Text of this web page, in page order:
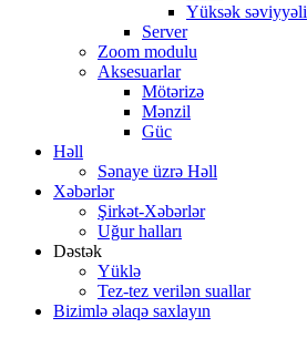
Yüksək səviyyəli
Server
Zoom modulu
Aksesuarlar
Mötərizə
Mənzil
Güc
Həll
Sənaye üzrə Həll
Xəbərlər
Şirkət-Xəbərlər
Uğur halları
Dəstək
Yüklə
Tez-tez verilən suallar
Bizimlə əlaqə saxlayın